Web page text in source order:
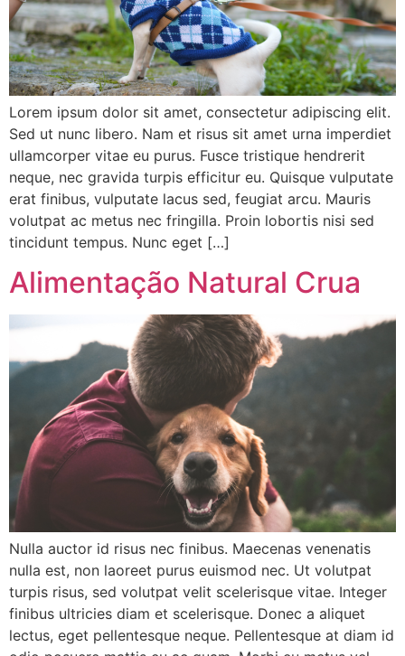
Lorem ipsum dolor sit amet, consectetur adipiscing elit.
Sed ut nunc libero. Nam et risus sit amet urna imperdiet
ullamcorper vitae eu purus. Fusce tristique hendrerit
neque, nec gravida turpis efficitur eu. Quisque vulputate
erat finibus, vulputate lacus sed, feugiat arcu. Mauris
volutpat ac metus nec fringilla. Proin lobortis nisi sed
tincidunt tempus. Nunc eget […]
Alimentação Natural Crua
Nulla auctor id risus nec finibus. Maecenas venenatis
nulla est, non laoreet purus euismod nec. Ut volutpat
turpis risus, sed volutpat velit scelerisque vitae. Integer
finibus ultricies diam et scelerisque. Donec a aliquet
lectus, eget pellentesque neque. Pellentesque at diam id